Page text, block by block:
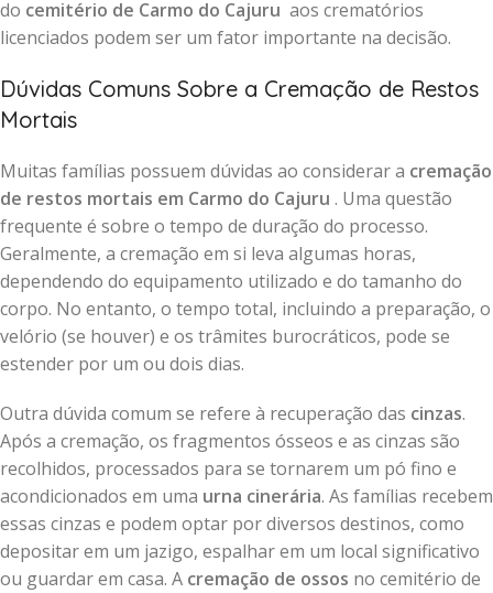
do cemitério de Carmo do Cajuru aos crematórios
licenciados podem ser um fator importante na decisão.
Dúvidas Comuns Sobre a Cremação de Restos
Mortais
Muitas famílias possuem dúvidas ao considerar a cremação
de restos mortais em Carmo do Cajuru . Uma questão
frequente é sobre o tempo de duração do processo.
Geralmente, a cremação em si leva algumas horas,
dependendo do equipamento utilizado e do tamanho do
corpo. No entanto, o tempo total, incluindo a preparação, o
velório (se houver) e os trâmites burocráticos, pode se
estender por um ou dois dias.
Outra dúvida comum se refere à recuperação das cinzas.
Após a cremação, os fragmentos ósseos e as cinzas são
recolhidos, processados para se tornarem um pó fino e
acondicionados em uma urna cinerária. As famílias recebem
essas cinzas e podem optar por diversos destinos, como
depositar em um jazigo, espalhar em um local significativo
ou guardar em casa. A cremação de ossos no cemitério de